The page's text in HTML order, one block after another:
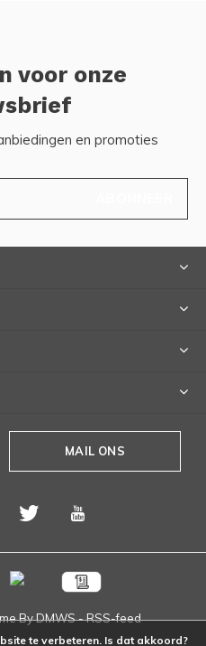
voor onze
en promoties
MAIL ONS
ByDMWS-RSS-feed
te verbeteren. Is dat akkoord?